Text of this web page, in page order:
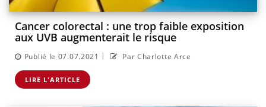
Cancer colorectal : une trop faible exposition
aux UVB augmenterait le risque
Publié le 07.07.2021 | Par Charlotte Arce
LIRE L'ARTICLE